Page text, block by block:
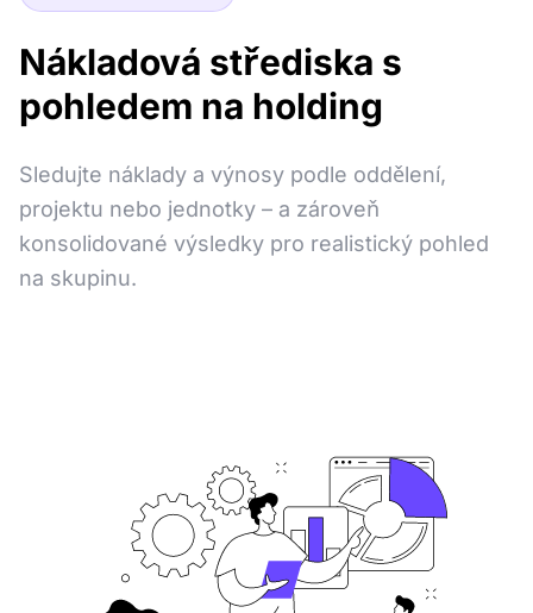
Nákladová střediska s
pohledem na holding
Sledujte náklady a výnosy podle oddělení,
projektu nebo jednotky – a zároveň
konsolidované výsledky pro realistický pohled
na skupinu.